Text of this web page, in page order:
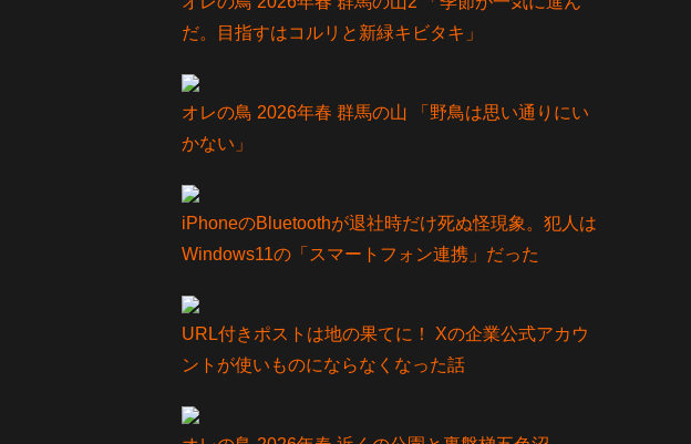
だ。目指すはコルリと新緑キビタキ」
オレの鳥 2026年春 群馬の山 「野鳥は思い通りにい
かない」
iPhoneのBluetoothが退社時だけ死ぬ怪現象。犯人は
Windows11の「スマートフォン連携」だった
URL付きポストは地の果てに！ Xの企業公式アカウ
ントが使いものにならなくなった話